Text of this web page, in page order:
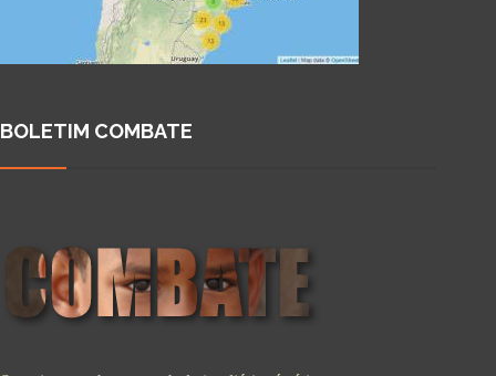
BOLETIM COMBATE